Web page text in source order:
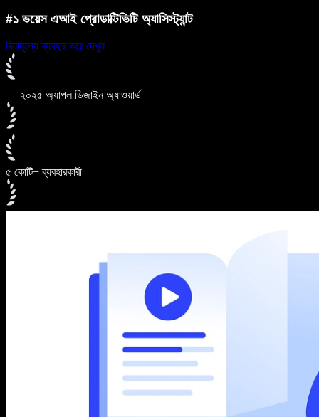
#১ ভয়েস এআই প্রোডাক্টিভিটি অ্যাসিস্ট্যান্ট
বিনামূল্যে ব্যবহার করে দেখুন
২০২৫ অ্যাপল ডিজাইন অ্যাওয়ার্ড
৫ কোটি+ ব্যবহারকারী